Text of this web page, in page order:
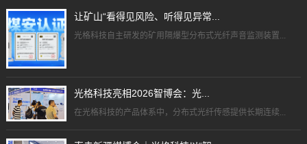
让矿山“看得见风险、听得见异常...
光格科技自主研发的矿用隔爆型分布式光纤声音监测装置...
光格科技亮相2026智博会：光...
在光格科技的产品体系中，分布式光纤传感提供长期连续...